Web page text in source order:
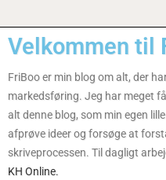
Velkommen til
FriBoo er min blog om alt, der
markedsføring. Jeg har meget
alt denne blog, som min egen
afprøve ideer og forsøge at
skriveprocessen. Til dagligt
KH Online.